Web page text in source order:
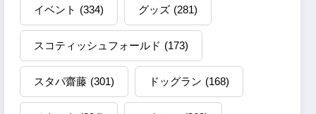
イベント (334) グッズ (281)
スコティッシュフォールド (173)
スタパ齋藤 (301) ドッグラン (168)